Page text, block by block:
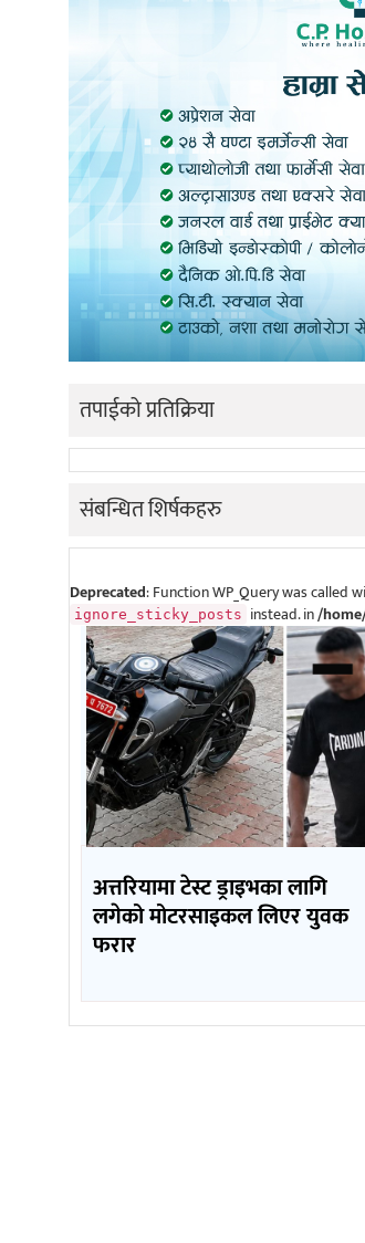
तपाईको प्रतिक्रिया
संबन्धित शिर्षकहरु
Deprecated: Function WP_Query was called
ignore_sticky_posts instead. in/
अत्तरियामा टेस्ट ड्राइभका लागि
लगेको मोटरसाइकल लिएर युवक
फरार